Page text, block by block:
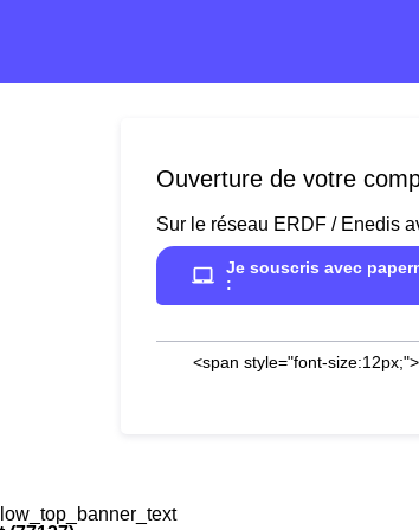
Ouverture de votre
Sur le réseau ERDF / Enedis
Je souscris avec
:
<span style="font-